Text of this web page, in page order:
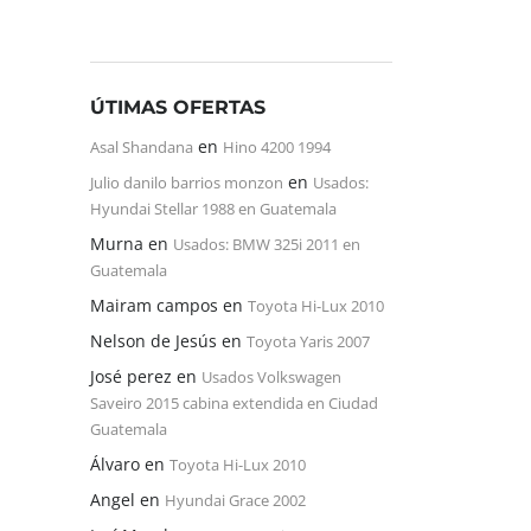
ÚTIMAS OFERTAS
Asal Shandana en Hino 4200 1994
Julio danilo barrios monzon en Usados:
Hyundai Stellar 1988 en Guatemala
Murna en Usados: BMW 325i 2011 en
Guatemala
Mairam campos en Toyota Hi-Lux 2010
Nelson de Jesús en Toyota Yaris 2007
José perez en Usados Volkswagen
Saveiro 2015 cabina extendida en Ciudad
Guatemala
Álvaro en Toyota Hi-Lux 2010
Angel en Hyundai Grace 2002